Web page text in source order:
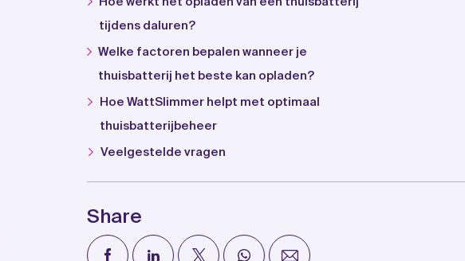
tijdens daluren?
Welke factoren bepalen wanneer je
thuisbatterij het beste kan opladen?
Hoe WattSlimmer helpt met optimaal
thuisbatterijbeheer
Veelgestelde vragen
Share